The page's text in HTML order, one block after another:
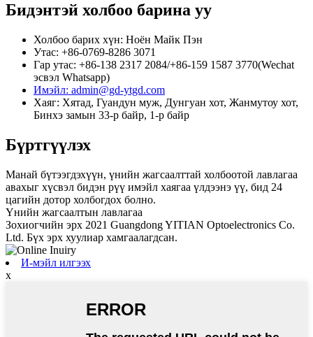
Бидэнтэй холбоо барина уу
Холбоо барих хүн: Ноён Майк Пэн
Утас: +86-0769-8286 3071
Гар утас: +86-138 2317 2084/+86-159 1587 3770(Wechat
эсвэл Whatsapp)
Имэйл: admin@gd-ytgd.com
Хаяг: Хятад, Гуандун муж, Дунгуан хот, Жанмутоу хот,
Бинхэ замын 33-р байр, 1-р байр
Бүртгүүлэх
Манай бүтээгдэхүүн, үнийн жагсаалттай холбоотой лавлагаа
авахыг хүсвэл бидэн рүү имэйл хаягаа үлдээнэ үү, бид 24
цагийн дотор холбогдох болно.
Үнийн жагсаалтын лавлагаа
Зохиогчийн эрх 2021 Guangdong YITIAN Optoelectronics Co.
Ltd. Бүх эрх хуулиар хамгаалагдсан.
И-мэйл илгээх
x